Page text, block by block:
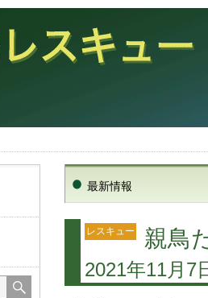
最新情報
レスキュー 親鳥
2021年11月7